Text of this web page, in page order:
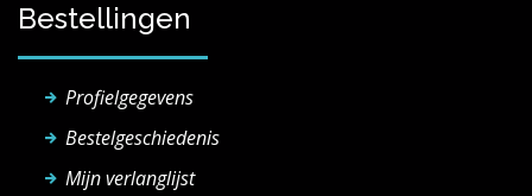
Bestellingen
Profielgegevens
Bestelgeschiedenis
Mijn verlanglijst